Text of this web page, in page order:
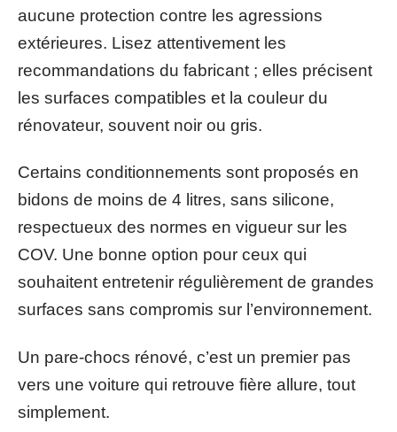
aucune protection contre les agressions
extérieures. Lisez attentivement les
recommandations du fabricant ; elles précisent
les surfaces compatibles et la couleur du
rénovateur, souvent noir ou gris.
Certains conditionnements sont proposés en
bidons de moins de 4 litres, sans silicone,
respectueux des normes en vigueur sur les
COV. Une bonne option pour ceux qui
souhaitent entretenir régulièrement de grandes
surfaces sans compromis sur l’environnement.
Un pare-chocs rénové, c’est un premier pas
vers une voiture qui retrouve fière allure, tout
simplement.